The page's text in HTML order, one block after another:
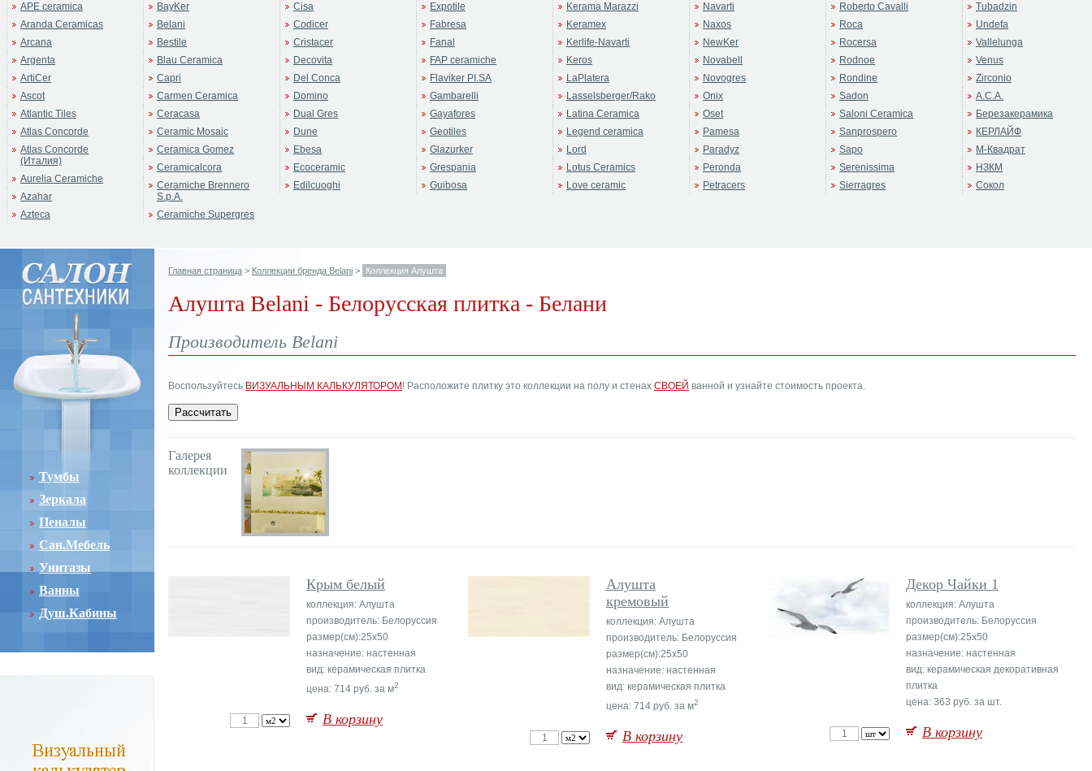
APE ceramica
Aranda Ceramicas
Arcana
Argenta
ArtiCer
Ascot
Atlantic Tiles
Atlas Concorde
Atlas Concorde
(Италия)
Aurelia Ceramiche
Azahar
Azteca
BayKer
Belani
Bestile
Blau Ceramica
Capri
Carmen Ceramica
Ceracasa
Ceramic Mosaic
Ceramica Gomez
Ceramicalcora
Ceramiche Brennero
S.p.A.
Ceramiche Supergres
Cisa
Codicer
Cristacer
Decovita
Del Conca
Domino
Dual Gres
Dune
Ebesa
Ecoceramic
Edilcuoghi
Expotile
Fabresa
Fanal
FAP ceramiche
Flaviker PI.SA
Gambarelli
Gayafores
Geotiles
Glazurker
Grespania
Guibosa
Kerama Marazzi
Keramex
Kerlife-Navarti
Keros
LaPlatera
Lasselsberger/Rako
Latina Ceramica
Legend ceramica
Lord
Lotus Ceramics
Love ceramic
Navarti
Naxos
NewKer
Novabell
Novogres
Onix
Oset
Pamesa
Paradyz
Peronda
Petracers
Roberto Cavalli
Roca
Rocersa
Rodnoe
Rondine
Sadon
Saloni Ceramica
Sanprospero
Sapo
Serenissima
Sierragres
Tubadzin
Undefa
Vallelunga
Venus
Zirconio
А.С.А.
Березакерамика
КЕРЛАЙФ
М-Квадрат
НЗКМ
Сокол
Тумбы
Зеркала
Пеналы
Сан.Мебель
Унитазы
Ванны
Душ.Кабины
Главная страница > Коллекции бренда Belani > Коллекция Алушта
Алушта Belani - Белорусская плитка - Белани
Производитель Belani
Воспользуйтесь ВИЗУАЛЬНЫМ КАЛЬКУЛЯТОРОМ ! Расположите плитку это коллекции на полу и стенах СВОЕЙ ванной и узнайте стоимость проекта.
Галерея
коллекции
Крым белый
коллекция: Алушта
производитель: Белоруссия
размер(см):25x50
назначение: настенная
вид: керамическая плитка
цена: 714 руб. за м2
В корзину
Алушта
кремовый
коллекция: Алушта
производитель: Белоруссия
размер(см):25x50
назначение: настенная
вид: керамическая плитка
цена: 714 руб. за м2
В корзину
Декор Чайки 1
коллекция: Алушта
производитель: Белоруссия
размер(см):25x50
назначение: настенная
вид: керамическая декоративная
плитка
цена: 363 руб. за шт.
В корзину